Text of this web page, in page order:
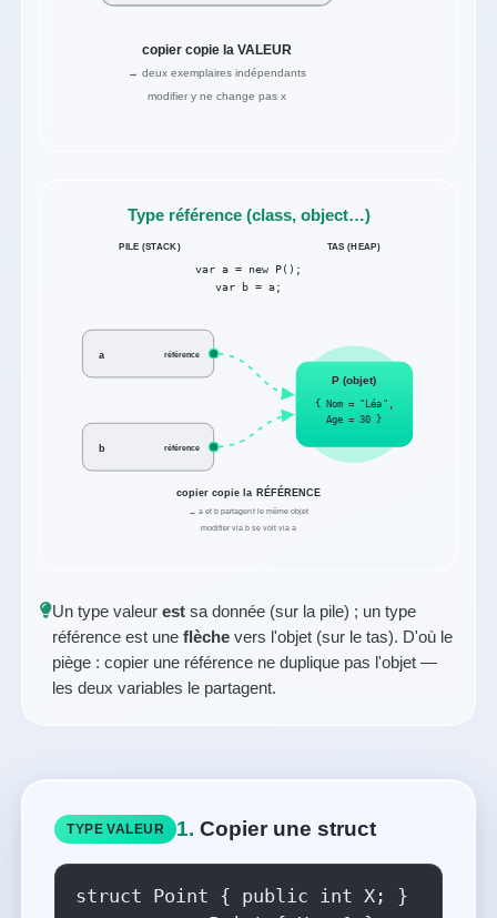
copier copie la VALEUR
→ deux exemplaires indépendants
modifier y ne change pas x
Type référence (class, object…)
PILE (STACK) TAS (HEAP)
var a = new P();
var b = a;
a référence
b référence
P (objet)
{ Nom = "Léa",
Age = 30 }
copier copie la RÉFÉRENCE
→ a et b partagent le même objet
modifier via b se voit via a
Un type valeurest sa donnée (sur la pile) ; un type
référence est uneflèche vers l'objet (sur le tas). D'où le
piège : copier une référence ne duplique pas l'objet —
les deux variables le partagent.
TYPE VALEUR 1. Copier une struct
struct Point { public int X; }